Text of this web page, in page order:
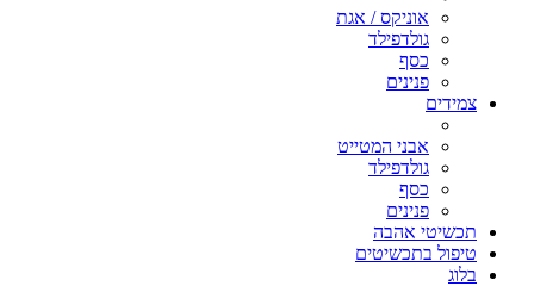
אוניקס / אגת
גולדפילד
כסף
פנינים
צמידים
אבני המטייט
גולדפילד
כסף
פנינים
תכשיטי אהבה
טיפול בתכשיטים
בלוג